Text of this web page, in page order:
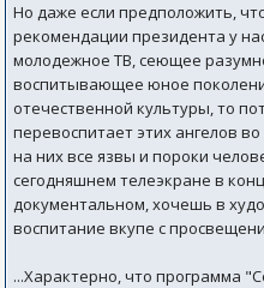
Но даже если предположить,
рекомендации президента у
молодежное ТВ, сеющее
воспитывающее юное
отечественной культуры, то
перевоспитает этих ангелов
на них все язвы и пороки
сегодняшнем телеэкране в
документальном, хочешь в
воспитание вкупе с
...Характерно, что программа